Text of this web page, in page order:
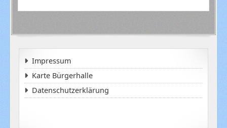
Impressum
Karte Bürgerhalle
Datenschutzerklärung